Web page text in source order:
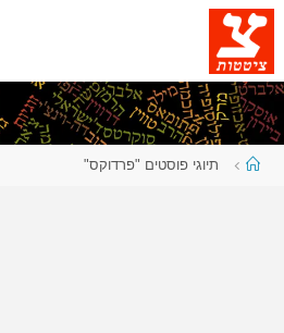
דלגו
לתוכן
עמודתיוגי פוסטים "פרדוקס"